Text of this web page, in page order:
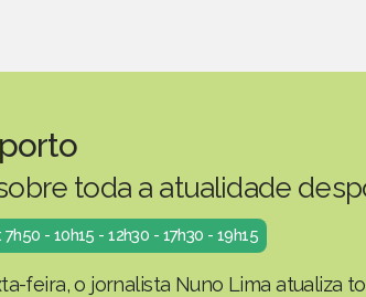
toda a atualidade
- 10h15 - 12h30 - 17h30 - 19h15
feira, o jornalista Nuno Lima atualiza